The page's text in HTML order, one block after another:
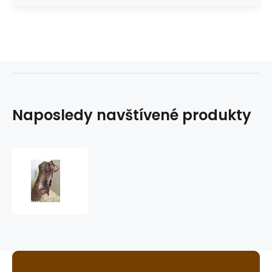
Naposledy navštívené produkty